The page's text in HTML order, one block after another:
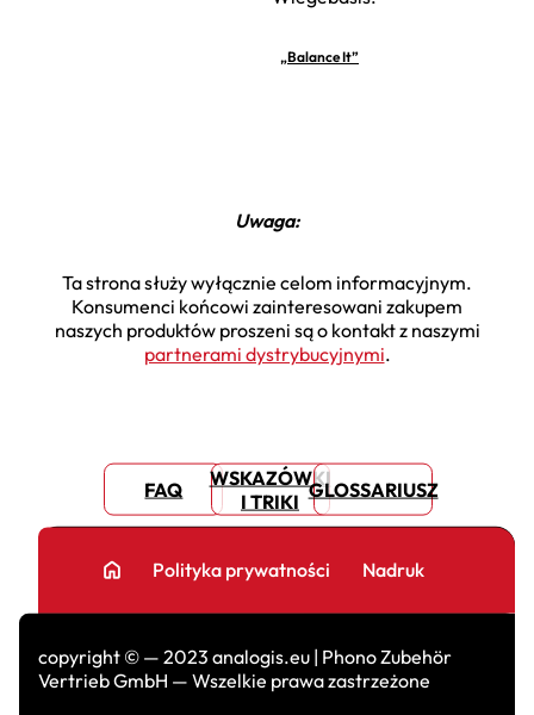
„Balance It”
Uwaga:
Ta strona służy wyłącznie celom informacyjnym.
Konsumenci końcowi zainteresowani zakupem
naszych produktów proszeni są o kontakt z naszymi
partnerami dystrybucyjnymi.
FAQ
WSKAZÓWKI
I TRIKI GLOSSARIUSZ
copyright © — 2023 analogis.eu | Phono Zubehör
Vertrieb GmbH — Wszelkie prawa zastrzeżone
home Polityka prywatności Nadruk